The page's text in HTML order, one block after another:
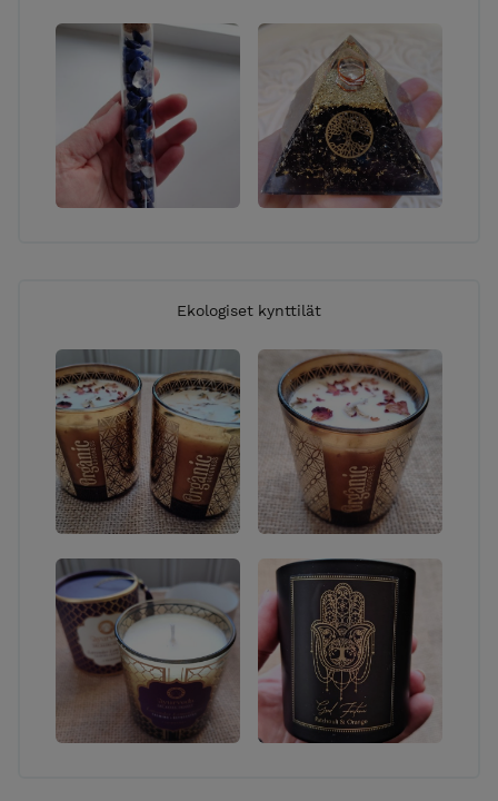
Ekologiset kynttilät